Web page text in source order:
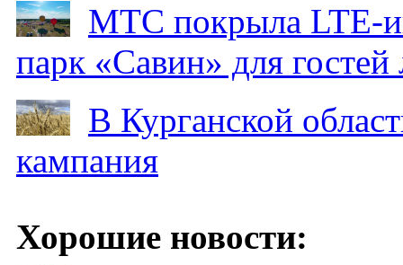
МТС покрыла LTE-
парк «Савин» для гостей
В Курганской
кампания
Хорошие новости: